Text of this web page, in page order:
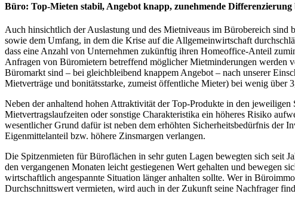
Büro: Top-Mieten stabil, Angebot knapp, zunehmende Differenzierung
Auch hinsichtlich der Auslastung und des Mietniveaus im Bürobereich
sowie dem Umfang, in dem die Krise auf die Allgemeinwirtschaft
dass eine Anzahl von Unternehmen zukünftig ihren Homeoffice-Anteil
Anfragen von Büromietern betreffend möglicher Mietminderungen werden
Büromarkt sind – bei gleichbleibend knappem Angebot – nach unserer
Mietverträge und bonitätsstarke, zumeist öffentliche Mieter) bei wenig über
Neben der anhaltend hohen Attraktivität der Top-Produkte in den
Mietvertragslaufzeiten oder sonstige Charakteristika ein höheres Risiko
wesentlicher Grund dafür ist neben dem erhöhten Sicherheitsbedürfnis der
Eigenmittelanteil bzw. höhere Zinsmargen verlangen.
Die Spitzenmieten für Büroflächen in sehr guten Lagen bewegten sich seit
den vergangenen Monaten leicht gestiegenen Wert gehalten und bewegen
wirtschaftlich angespannte Situation länger anhalten sollte. Wer in
Durchschnittswert vermieten, wird auch in der Zukunft seine Nachfrager